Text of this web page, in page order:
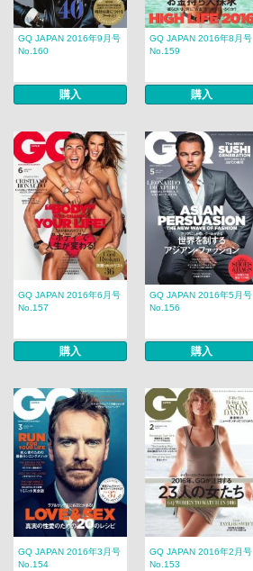
GQ JAPAN 2016年9月号
No.160
購入
GQ JAPAN 2016年8月号
No.159
購入
GQ JAPAN 2016年6月号
No.157
購入
GQ JAPAN 2016年5月号
No.156
購入
GQ JAPAN 2016年3月号
No.154
GQ JAPAN 2016年2月号
No.153